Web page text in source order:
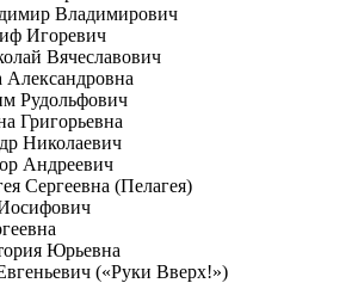
Владимирович
Игоревич
Вячеславович
Александровна
Рудольфович
Григорьевна
Николаевич
Андреевич
Сергеевна (Пелагея)
Юрьевна
(«Руки Вверх!»)